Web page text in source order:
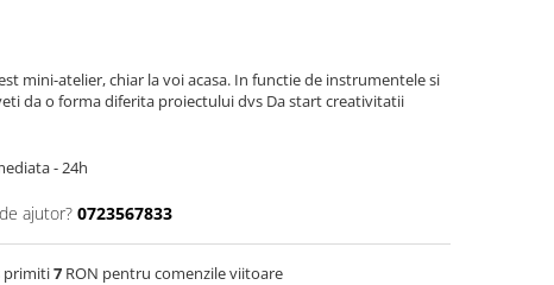
mini-atelier, chiar la voi acasa. In functie de instrumentele si
da o forma diferita proiectului dvs Da start creativitatii
- 24h
ajutor? 0723567833
primiti7 RON pentru comenzile viitoare